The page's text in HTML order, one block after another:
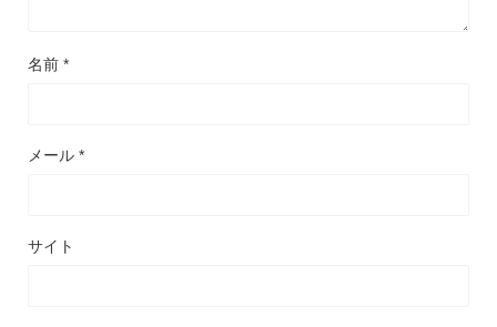
名前 *
メール *
サイト